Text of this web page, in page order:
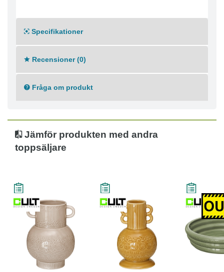
Specifikationer
Recensioner (0)
Fråga om produkt
Jämför produkten med andra
toppsäljare